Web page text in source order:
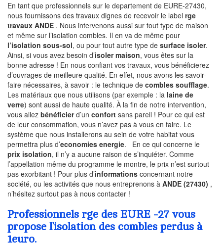
En tant que professionnels sur le departement de EURE-27430,
nous fournissons des travaux dignes de recevoir le label rge
travaux ANDE . Nous intervenons aussi sur tout type de maison
et même sur l’isolation combles. Il en va de même pour
l’isolation sous-sol, ou pour tout autre type de surface isoler.
Ainsi, si vous avez besoin d’isoler maison, vous êtes sur la
bonne adresse ! En nous confiant vos travaux, vous bénéficierez
d’ouvrages de meilleure qualité. En effet, nous avons les savoir-
faire nécessaires, à savoir : le technique de combles soufflage.
Les matériaux que nous utilisons (par exemple : la laine de
verre) sont aussi de haute qualité. À la fin de notre intervention,
vous allez bénéficierd’un confort sans pareil ! Pour ce qui est
de leur consommation, vous n’avez pas à vous en faire. Le
système que nous installerons au sein de votre habitat vous
permettra plus d’economies energie. En ce qui concerne le
prix isolation, il n’y a aucune raison de s’inquiéter. Comme
l’appellation même du programme le montre, le prix n’est surtout
pas exorbitant ! Pour plus d’informations concernant notre
société, ou les activités que nous entreprenons à ANDE (27430) ,
n’hésitez surtout pas à nous contacter !
Professionnels rge des EURE -27 vous
propose l’isolation des combles perdus à
1euro.